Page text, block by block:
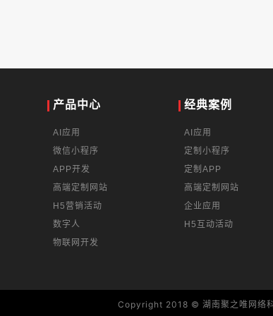
产品中心
AI应用
微信小程序
APP开发
高端定制网站
H5营销活动
数字人
物联网开发
经典案例
AI应用
定制小程序
定制APP
高端定制网站
企业应用
H5互动活动
Copyright 2018 © 湖南聚之唯网络